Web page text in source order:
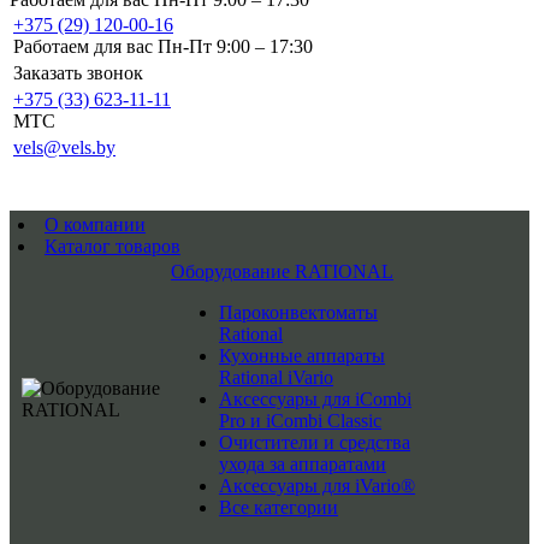
+375 (29) 120-00-16
Работаем для вас Пн-Пт 9:00 – 17:30
Заказать звонок
+375 (33) 623-11-11
MTC
vels@vels.by
О компании
Каталог товаров
Оборудование RATIONAL
Пароконвектоматы
Rational
Кухонные аппараты
Rational iVario
Аксессуары для iCombi
Pro и iCombi Classic
Очистители и средства
ухода за аппаратами
Аксессуары для iVario®
Все категории